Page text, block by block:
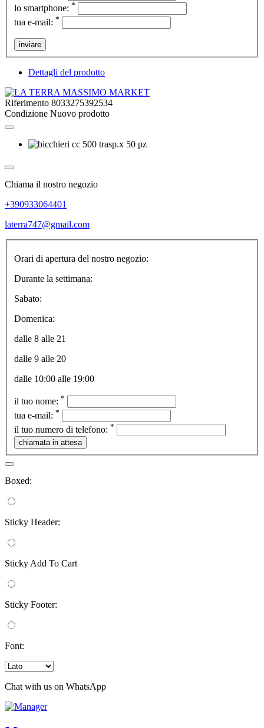
lo smartphone: *
tua e-mail: *
inviare
Dettagli del prodotto
Riferimento 8033275392534
Condizione Nuovo prodotto
Chiama il nostro negozio
+390933064401
laterra747@gmail.com
Orari di apertura del nostro negozio:
Durante la settimana:
Sabato:
Domenica:
dalle 8 alle 21
dalle 9 alle 20
dalle 10:00 alle 19:00
il tuo nome: *
tua e-mail: *
il tuo numero di telefono: *
Boxed:
Sticky Header:
Sticky Add To Cart
Sticky Footer:
Font:
Chat with us on WhatsApp